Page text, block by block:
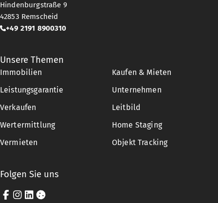
Hindenburgstraße 9
42853 Remscheid
+49 2191 8900310
Unsere Themen
Immobilien
Kaufen & Mieten
Leistungsgarantie
Unternehmen
Verkaufen
Leitbild
Wertermittlung
Home Staging
Vermieten
Objekt Tracking
Folgen Sie uns
Facebook
Instagram
LinkedIn
Cookie-Einstellungen